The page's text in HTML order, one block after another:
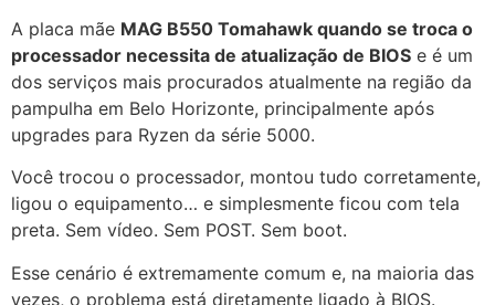
A placa mãe MAG B550 Tomahawk quando se troca o
processador necessita de atualização de BIOS e é um
dos serviços mais procurados atualmente na região da
pampulha em Belo Horizonte, principalmente após
upgrades para Ryzen da série 5000.
Você trocou o processador, montou tudo corretamente,
ligou o equipamento… e simplesmente ficou com tela
preta. Sem vídeo. Sem POST. Sem boot.
Esse cenário é extremamente comum e, na maioria das
vezes, o problema está diretamente ligado à BIOS.